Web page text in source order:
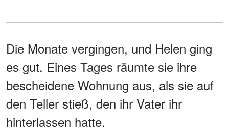
Die Monate vergingen, und Helen ging
es gut. Eines Tages räumte sie ihre
bescheidene Wohnung aus, als sie auf
den Teller stieß, den ihr Vater ihr
hinterlassen hatte.